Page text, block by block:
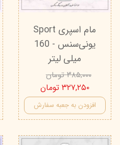
مام اسپری Sport
یونی‌سنس - 160
میلی لیتر
۳۸۵,۰۰۰ تومان
۳۲۷,۲۵۰ تومان
افزودن به جعبه سفارش